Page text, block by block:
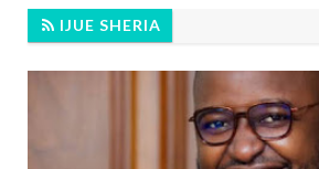
IJUE SHERIA